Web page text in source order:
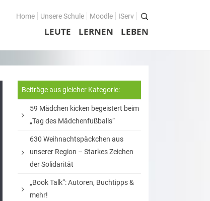
Home Unsere Schule Moodle IServ
LEUTE LERNEN LEBEN
Beiträge aus gleicher Kategorie:
59 Mädchen kicken begeistert beim
„Tag des Mädchenfußballs“
630 Weihnachtspäckchen aus
unserer Region – Starkes Zeichen
der Solidarität
„Book Talk“: Autoren, Buchtipps &
mehr!